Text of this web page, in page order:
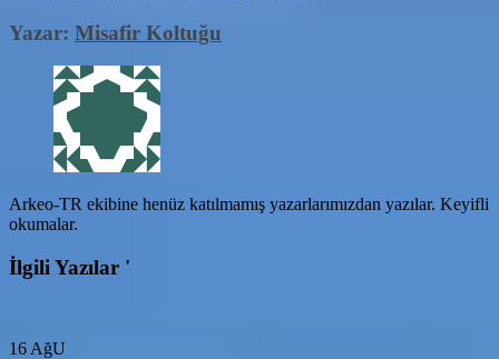
Yazar: Misafir Koltuğu
Arkeo-TR ekibine henüz katılmamış yazarlarımızdan yazılar. Keyifli
okumalar.
İlgili Yazılar '
16 AğU